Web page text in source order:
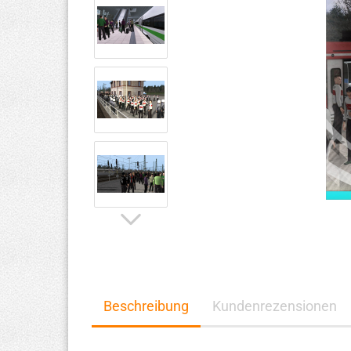
Beschreibung Kundenrezensionen